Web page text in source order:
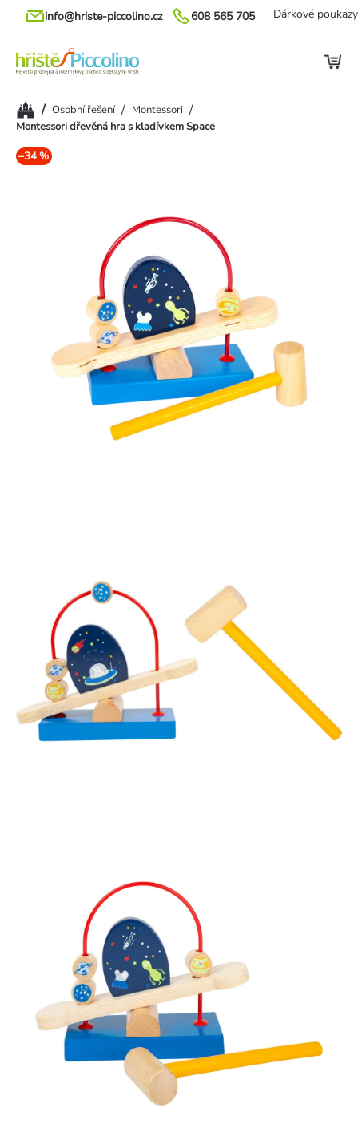
Přejít
608 565 705
info@hriste-piccolino.cz Dárkové poukazy
Domů/ Osobní řešení / Montessori /
Montessori dřevěná hra s kladívkem Space
–34 %